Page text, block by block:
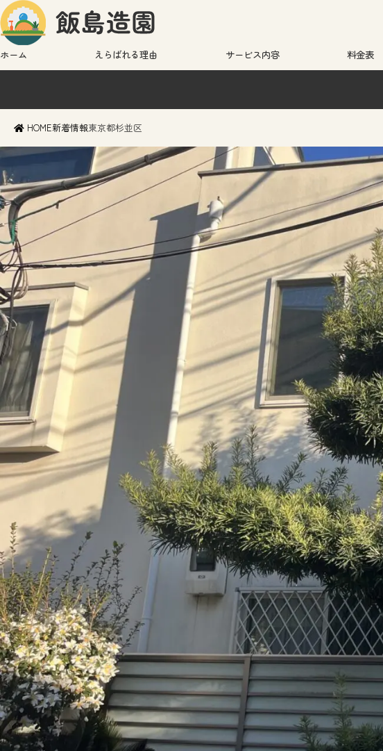
ホーム えらばれる理由 サービス内容 料金表
HOME新着情報東京都杉並区